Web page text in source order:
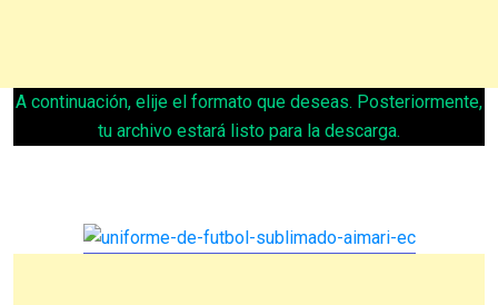
A continuación, elije el formato que deseas. Posteriormente,
tu archivo estará listo para la descarga.